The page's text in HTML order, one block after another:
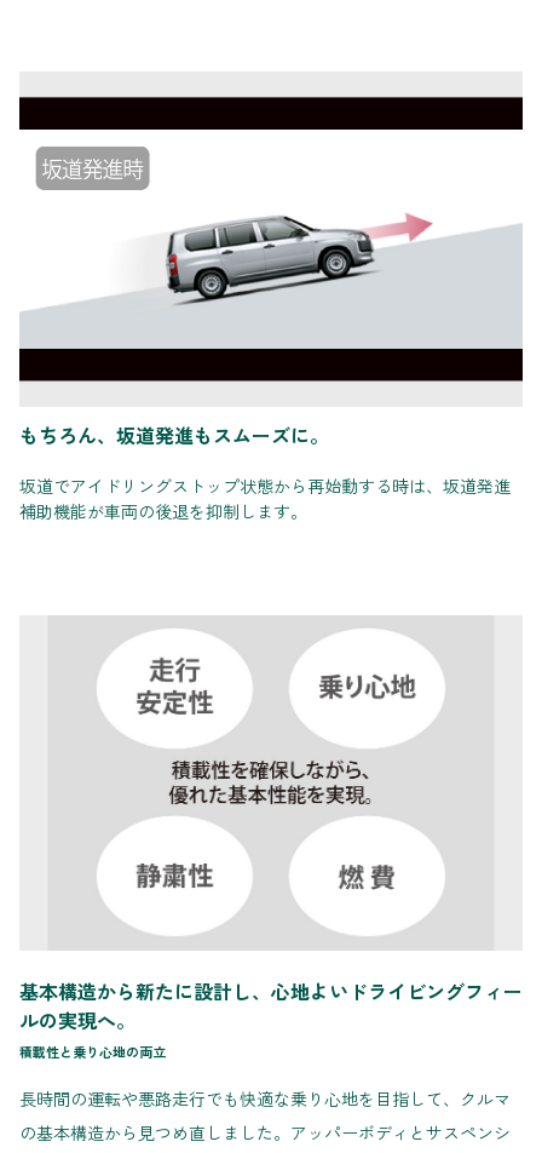
もちろん、坂道発進もスムーズに。
坂道でアイドリングストップ状態から再始動する時は、坂道発進
補助機能が車両の後退を抑制します。
基本構造から新たに設計し、心地よいドライビングフィー
ルの実現へ。
積載性と乗り心地の両立
長時間の運転や悪路走行でも快適な乗り心地を目指して、クルマ
の基本構造から見つめ直しました。アッパーボディとサスペンシ